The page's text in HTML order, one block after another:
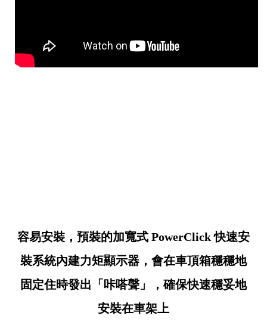
容易安裝，預裝的加寬式 PowerClick 快速安
裝系統內建力矩顯示器，會在車頂箱穩穩地
固定住時發出「咔嗒聲」，確保快速穩妥地
安裝在車架上